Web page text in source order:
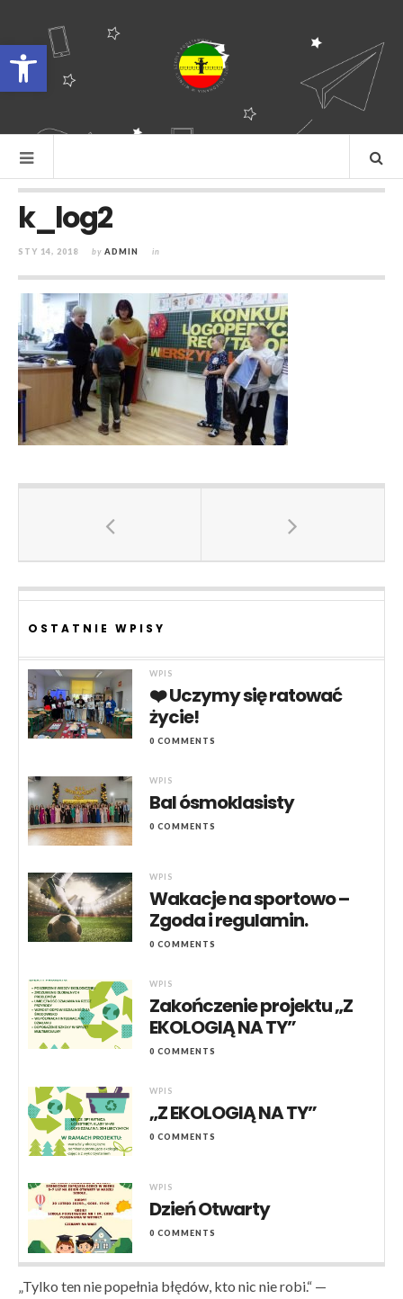
Otwórz pasek narzędzi
k_log2
STY 14, 2018 by ADMIN in
OSTATNIE WPISY
WPIS
❤️ Uczymy się ratować
życie!
0 COMMENTS
WPIS
Bal ósmoklasisty
0 COMMENTS
WPIS
Wakacje na sportowo –
Zgoda i regulamin.
0 COMMENTS
WPIS
Zakończenie projektu „Z
EKOLOGIĄ NA TY”
0 COMMENTS
WPIS
„Z EKOLOGIĄ NA TY”
0 COMMENTS
WPIS
Dzień Otwarty
0 COMMENTS
„Tylko ten nie popełnia błędów, kto nic nie robi.“ —